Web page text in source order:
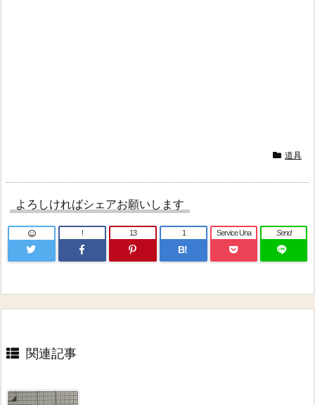
道具
よろしければシェアお願いします
! 13
B!
1 Service Una Send
関連記事